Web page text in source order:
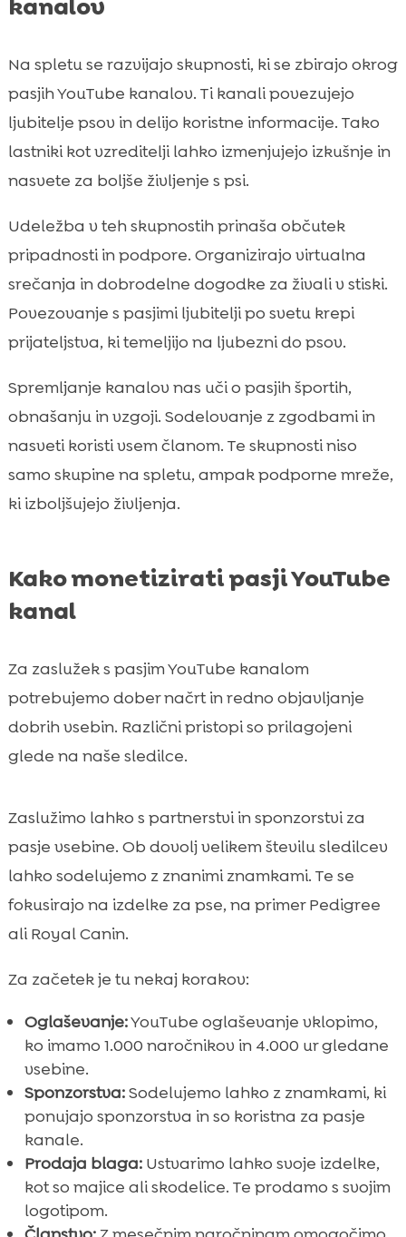
Na spletu se razvijajo skupnosti, ki se zbirajo okrog
pasjih YouTube kanalov. Ti kanali povezujejo
ljubitelje psov in delijo koristne informacije. Tako
lastniki kot vzreditelji lahko izmenjujejo izkušnje in
nasvete za boljše življenje s psi.
Udeležba v teh skupnostih prinaša občutek
pripadnosti in podpore. Organizirajo virtualna
srečanja in dobrodelne dogodke za živali v stiski.
Povezovanje s pasjimi ljubitelji po svetu krepi
prijateljstva, ki temeljijo na ljubezni do psov.
Spremljanje kanalov nas uči o pasjih športih,
obnašanju in vzgoji. Sodelovanje z zgodbami in
nasveti koristi vsem članom. Te skupnosti niso
samo skupine na spletu, ampak podporne mreže,
ki izboljšujejo življenja.
Kako monetizirati pasji YouTube
kanal
Za zaslužek s pasjim YouTube kanalom
potrebujemo dober načrt in redno objavljanje
dobrih vsebin. Različni pristopi so prilagojeni
glede na naše sledilce.
Zaslužimo lahko s partnerstvi in sponzorstvi za
pasje vsebine. Ob dovolj velikem številu sledilcev
lahko sodelujemo z znanimi znamkami. Te se
fokusirajo na izdelke za pse, na primer Pedigree
ali Royal Canin.
Za začetek je tu nekaj korakov:
Oglaševanje:YouTube oglaševanje vklopimo,
ko imamo 1.000 naročnikov in 4.000 ur gledane
vsebine.
Sponzorstva:Sodelujemo lahko z znamkami, ki
ponujajo sponzorstva in so koristna za pasje
kanale.
Prodaja blaga:Ustvarimo lahko svoje izdelke,
kot so majice ali skodelice. Te prodamo s svojim
logotipom.